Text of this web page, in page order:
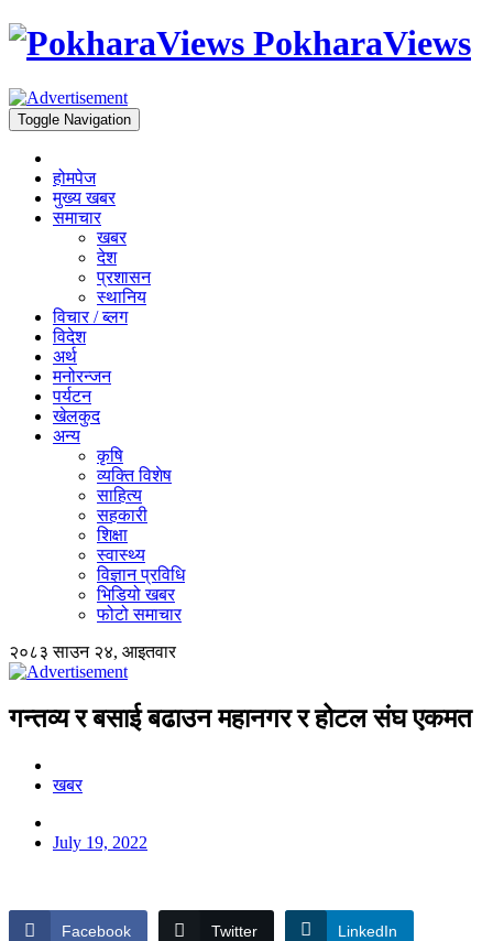
PokharaViews
Toggle Navigation
होमपेज
मुख्य खबर
समाचार
खबर
देश
प्रशासन
स्थानिय
विचार / ब्लग
विदेश
अर्थ
मनोरन्जन
पर्यटन
खेलकुद
अन्य
कृषि
व्यक्ति विशेष
साहित्य
सहकारी
शिक्षा
स्वास्थ्य
विज्ञान प्रविधि
भिडियो खबर
फोटो समाचार
२०८३ साउन २४, आइतवार
गन्तव्य र बसाई बढाउन महानगर र होटल संघ एकमत
खबर
July 19, 2022
Facebook Twitter LinkedIn